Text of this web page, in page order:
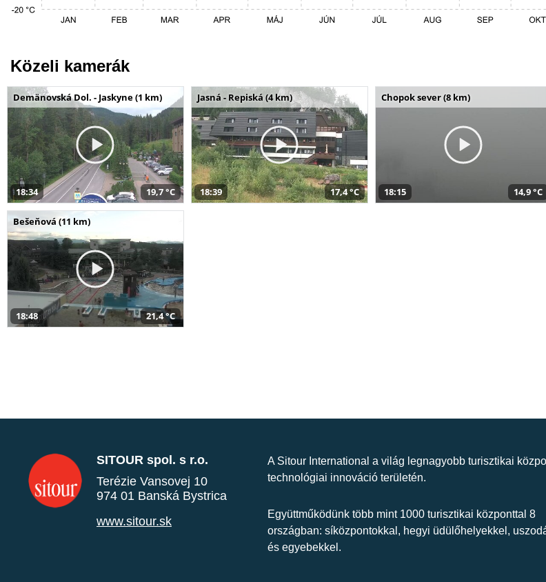
Közeli kamerák
Demänovská Dol. - Jaskyne (1 km)
18:34 19,7 °C
Jasná - Repiská (4 km)
18:39 17,4 °C
Chopok sever (8 km)
18:15 14,9 °C
Bešeňová (11 km)
18:48 21,4 °C
SITOUR spol. s r.o.
Terézie Vansovej 10
974 01 Banská Bystrica
www.sitour.sk
A Sitour International a világ legnagyobb turisztikai
technológiai innováció területén.
Együttműködünk több mint 1000 turisztikai központtal 8
országban: síközpontokkal, hegyi üdülőhelyekkel,
és egyebekkel.